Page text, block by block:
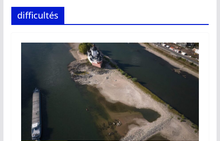
difficultés